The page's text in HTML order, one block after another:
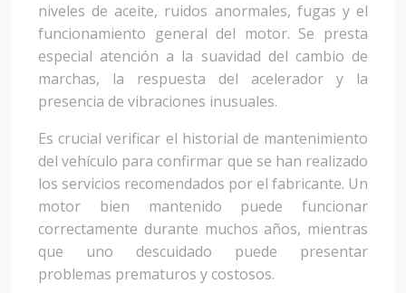
niveles de aceite, ruidos anormales, fugas y el
funcionamiento general del motor. Se presta
especial atención a la suavidad del cambio de
marchas, la respuesta del acelerador y la
presencia de vibraciones inusuales.
Es crucial verificar el historial de mantenimiento
del vehículo para confirmar que se han realizado
los servicios recomendados por el fabricante. Un
motor bien mantenido puede funcionar
correctamente durante muchos años, mientras
que uno descuidado puede presentar
problemas prematuros y costosos.